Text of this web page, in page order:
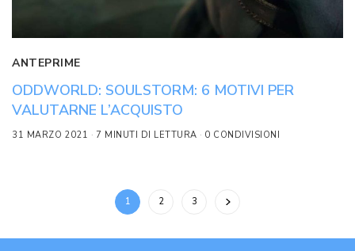
ANTEPRIME
ODDWORLD: SOULSTORM: 6 MOTIVI PER
VALUTARNE L’ACQUISTO
31 MARZO 2021 7 MINUTI DI LETTURA 0 CONDIVISIONI
1 2 3